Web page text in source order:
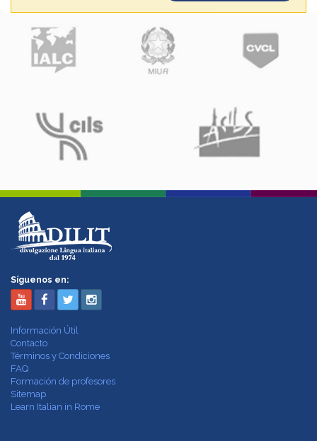
Síguenos en:
Información Útil
Contacto
Términos y Condiciones
FAQ
Formación de profesores
Sitemap
Learn Italian in Rome